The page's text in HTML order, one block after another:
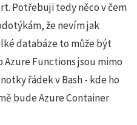
Potřebuji tedy něco v čem
že nevím jak
databáze to může být
Functions jsou mimo
řádek v Bash - kde ho
bude Azure Container